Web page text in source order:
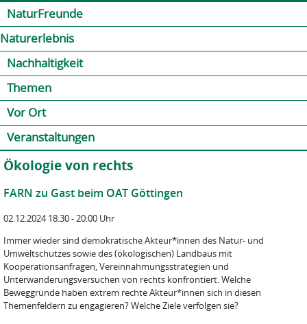
NaturFreunde
Naturerlebnis
Nachhaltigkeit
Themen
Vor Ort
Veranstaltungen
Ökologie von rechts
FARN zu Gast beim OAT Göttingen
02.12.2024 18:30 - 20:00 Uhr
Immer wieder sind demokratische Akteur*innen des Natur- und
Umweltschutzes sowie des (ökologischen) Landbaus mit
Kooperationsanfragen, Vereinnahmungsstrategien und
Unterwanderungsversuchen von rechts konfrontiert. Welche
Beweggründe haben extrem rechte Akteur*innen sich in diesen
Themenfeldern zu engagieren? Welche Ziele verfolgen sie?